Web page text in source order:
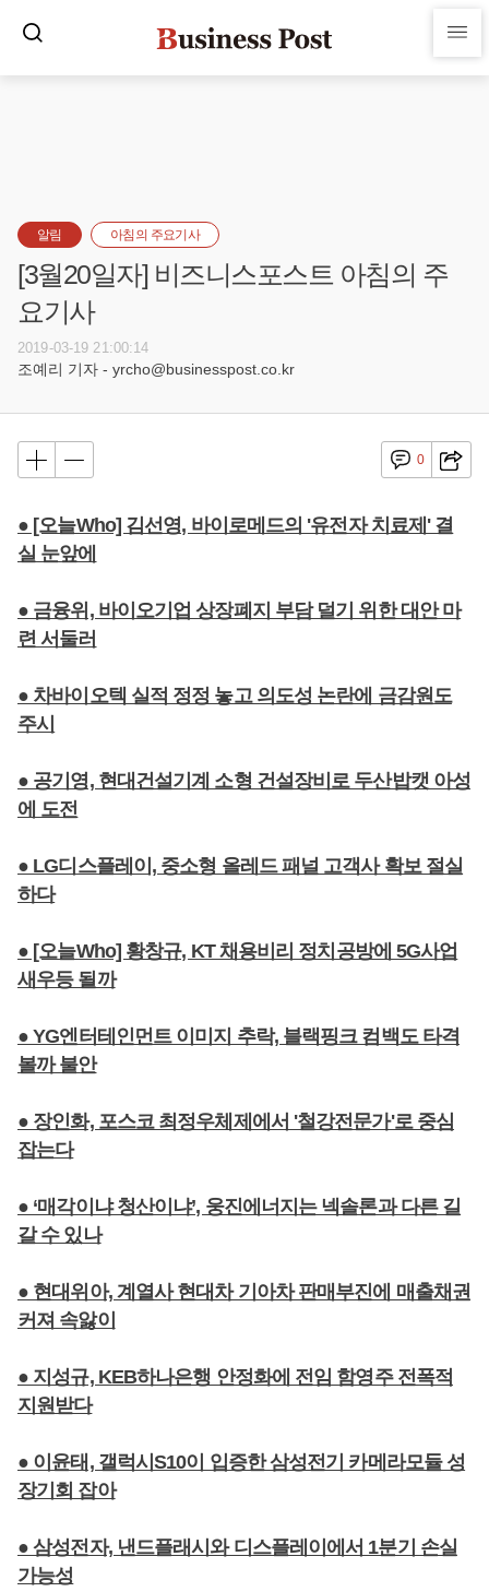
알림 아침의 주요기사
[3월20일자] 비즈니스포스트 아침의 주
요기사
2019-03-19 21:00:14
조예리 기자 - yrcho@businesspost.co.kr
0
● [오늘Who] 김선영, 바이로메드의 '유전자 치료제' 결
실 눈앞에
● 금융위, 바이오기업 상장폐지 부담 덜기 위한 대안 마
련 서둘러
● 차바이오텍 실적 정정 놓고 의도성 논란에 금감원도
주시
● 공기영, 현대건설기계 소형 건설장비로 두산밥캣 아성
에 도전
● LG디스플레이, 중소형 올레드 패널 고객사 확보 절실
하다
● [오늘Who] 황창규, KT 채용비리 정치공방에 5G사업
새우등 될까
● YG엔터테인먼트 이미지 추락, 블랙핑크 컴백도 타격
볼까 불안
● 장인화, 포스코 최정우체제에서 '철강전문가'로 중심
잡는다
● ‘매각이냐 청산이냐’, 웅진에너지는 넥솔론과 다른 길
갈 수 있나
● 현대위아, 계열사 현대차 기아차 판매부진에 매출채권
커져 속앓이
● 지성규, KEB하나은행 안정화에 전임 함영주 전폭적
지원받다
● 이윤태, 갤럭시S10이 입증한 삼성전기 카메라모듈 성
장기회 잡아
● 삼성전자, 낸드플래시와 디스플레이에서 1분기 손실
가능성